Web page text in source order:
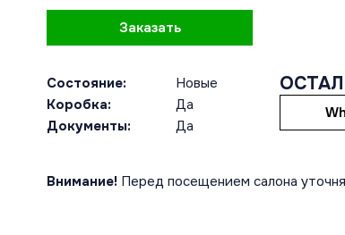
Заказать
Состояние:
Новые
Коробка:
Да
Документы:
Да
Внимание! Перед посещением салона